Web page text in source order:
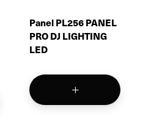
Panel PL256 PANEL
PRO DJ LIGHTING
LED